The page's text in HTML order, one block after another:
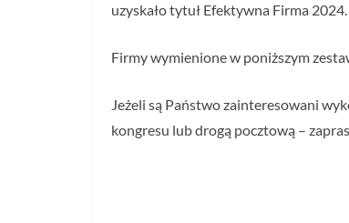
uzyskało tytuł Efektywna Firma 2024.
Firmy wymienione w poniższym
Jeżeli są Państwo zainteresowani
kongresu lub drogą pocztową –